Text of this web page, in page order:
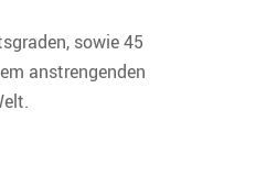
sowie 45
anstrengenden